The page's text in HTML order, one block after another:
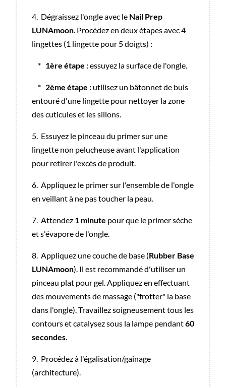
4. Dégraissez l'ongle avec le Nail Prep
LUNAmoon . Procédez en deux étapes avec 4
lingettes (1 lingette pour 5 doigts) :
* 1ère étape :essuyez la surface de l'ongle.
* 2ème étape : utilisez un bâtonnet de buis
entouré d'une lingette pour nettoyer la zone
des cuticules et les sillons.
5. Essuyez le pinceau du primer sur une
lingette non pelucheuse avant l'application
pour retirer l'excès de produit.
6. Appliquez le primer sur l'ensemble de l'ongle
en veillant à ne pas toucher la peau.
7. Attendez 1 minute pour que le primer sèche
et s'évapore de l'ongle.
8. Appliquez une couche de base (Rubber Base
LUNAmoon). Il est recommandé d'utiliser un
pinceau plat pour gel. Appliquez en effectuant
des mouvements de massage ("frotter" la base
dans l'ongle). Travaillez soigneusement tous les
contours et catalysez sous la lampe pendant60
secondes
9. Procédez à l'égalisation/gainage
(architecture).